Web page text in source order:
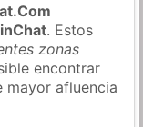
. Estos
zonas
encontrar
mayor afluencia